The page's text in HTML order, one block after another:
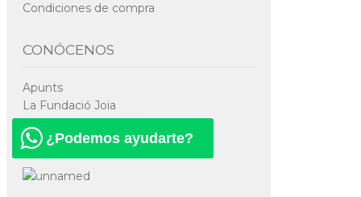
¿Podemos ayudarte?
Condiciones de compra
CONÓCENOS
Apunts
La Fundació Joia
Conoce nuestra RSC
Información sobre la LGD